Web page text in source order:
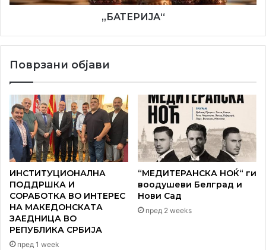
Најголемиот македонски национален празник покрај во
„БАТЕРИЈА“
Поврзани објави
ИНСТИТУЦИОНАЛНА
ПОДДРШКА И
СОРАБОТКА ВО ИНТЕРЕС
НА МАКЕДОНСКАТА
ЗАЕДНИЦА ВО
РЕПУБЛИКА СРБИЈА
пред 1 week
“МЕДИТЕРАНСКА НОЌ“ ги
воодушеви Белград и
Нови Сад
пред 2 weeks